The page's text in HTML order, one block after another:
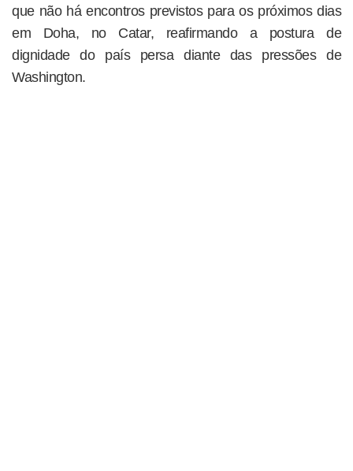
que não há encontros previstos para os próximos dias
em Doha, no Catar, reafirmando a postura de
dignidade do país persa diante das pressões de
Washington.